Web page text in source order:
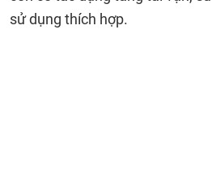
sử dụng thích hợp.